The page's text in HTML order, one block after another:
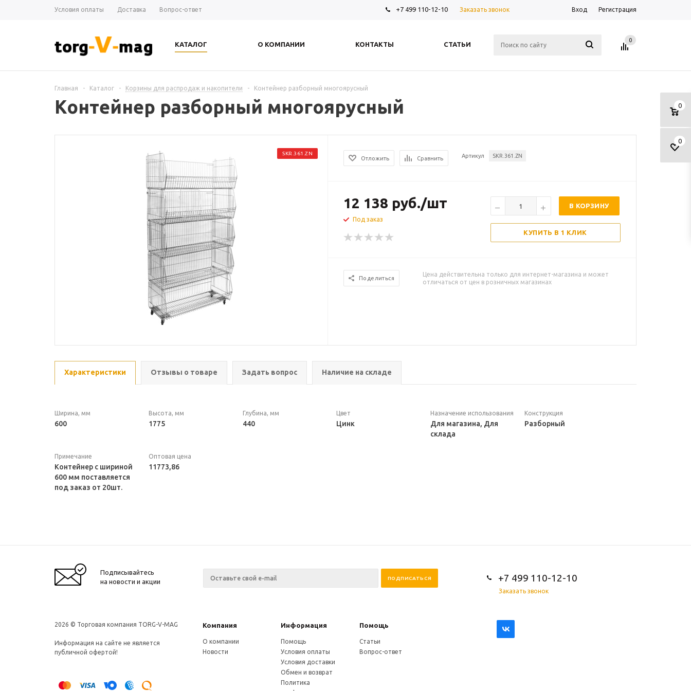
Условия оплаты Доставка Вопрос-ответ +7 499 110-12-10 Заказать звонок Вход Регистрация
КАТАЛОГ О КОМПАНИИ КОНТАКТЫ СТАТЬИ
0
0
0
Главная - Каталог - Корзины для распродаж и накопители - Контейнер разборный многоярусный
Контейнер разборный многоярусный
SKR.361.ZN
Отложить Сравнить Артикул SKR.361.ZN
12 138 руб./шт
Под заказ
В КОРЗИНУ
КУПИТЬ В 1 КЛИК
Поделиться
Цена действительна только для интернет-магазина и может
отличаться от цен в розничных магазинах
Характеристики Отзывы о товаре Задать вопрос Наличие на складе
Ширина, мм
600
Высота, мм
1775
Глубина, мм
440
Цвет
Цинк
Назначение использования
Для магазина, Для
склада
Конструкция
Разборный
Примечание
Контейнер с шириной
600 мм поставляется
под заказ от 20шт.
Оптовая цена
11773,86
Подписывайтесь
на новости и акции
+7 499 110-12-10
Заказать звонок
2026 © Торговая компания TORG-V-MAG
Информация на сайте не является
публичной офертой!
Компания Информация Помощь
О компании
Новости
Помощь
Условия оплаты
Условия доставки
Обмен и возврат
Политика
Статьи
Вопрос-ответ